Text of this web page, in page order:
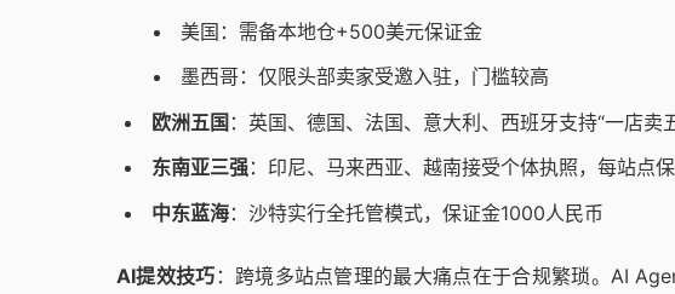
美国：需备本地仓+500美元保证金
墨西哥：仅限头部卖家受邀入驻，门槛较高
欧洲五国 ：英国、德国、法国、意大利、西班牙支持“一店卖
东南亚三强：印尼、马来西亚、越南接受个体执照，每站点
中东蓝海：沙特实行全托管模式，保证金1000人民币
AI提效技巧 ：跨境多站点管理的最大痛点在于合规繁琐。AI